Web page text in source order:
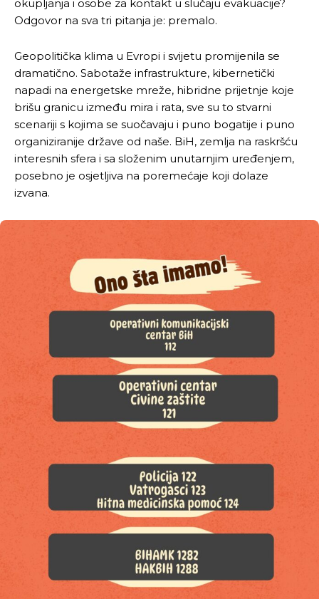
okupljanja i osobe za kontakt u slučaju evakuacije?
Odgovor na sva tri pitanja je: premalo.
Geopolitička klima u Evropi i svijetu promijenila se
dramatično. Sabotaže infrastrukture, kibernetički
napadi na energetske mreže, hibridne prijetnje koje
brišu granicu između mira i rata, sve su to stvarni
scenariji s kojima se suočavaju i puno bogatije i puno
organiziranije države od naše. BiH, zemlja na raskršću
interesnih sfera i sa složenim unutarnjim uređenjem,
posebno je osjetljiva na poremećaje koji dolaze
izvana.